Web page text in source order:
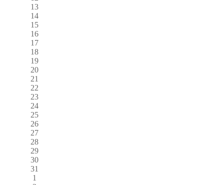
13
14
15
16
17
18
19
20
21
22
23
24
25
26
27
28
29
30
31
1